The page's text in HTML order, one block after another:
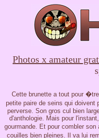
Photos x amateur
Cette brunette a tout pour
petite paire de seins qui doivent
perverse. Son gros cul bien
d'anthologie. Mais pour
gourmande. Et pour combler
couilles bien pleines. Il va lui